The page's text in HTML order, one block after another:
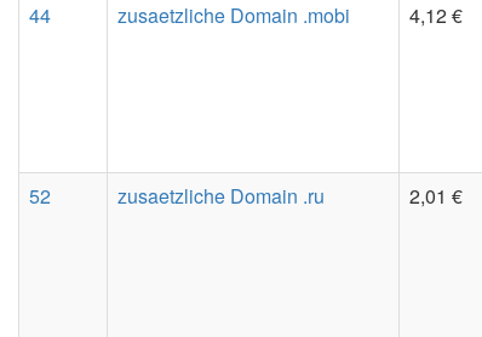
44
zusaetzliche Domain .mobi 4,12 €
52
zusaetzliche Domain .ru 2,01 €